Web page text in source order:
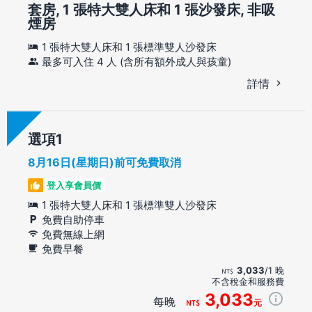
套房, 1 張特大雙人床和 1 張沙發床, 非吸
煙房
1 張特大雙人床和 1 張標準雙人沙發床
最多可入住 4 人 (含所有額外成人與孩童)
詳情
選項
8月16日(星期日)前可免費取消
登入享會員價
1 張特大雙人床和 1 張標準雙人沙發床
免費自助停車
免費無線上網
免費早餐
3,033/1 晚
不含稅金和服務費
每晚 3,033元